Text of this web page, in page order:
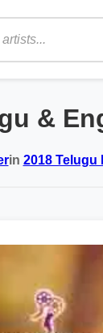
&
in 2018 Telugu